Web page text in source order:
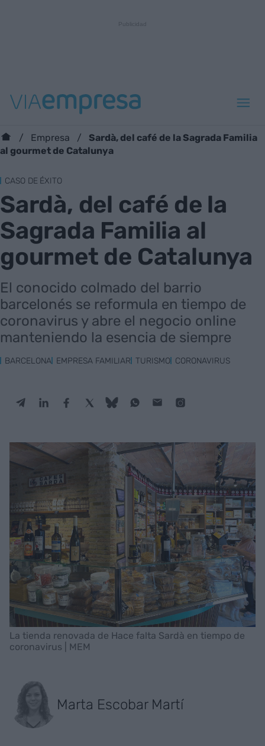
Empresa
Sardà, del café de la Sagrada Familia
al gourmet de Catalunya
CASO DE ÉXITO
Sardà, del café de la
Sagrada Familia al
gourmet de Catalunya
El conocido colmado del barrio
barcelonés se reformula en tiempo de
coronavirus y abre el negocio online
manteniendo la esencia de siempre
BARCELONA EMPRESA FAMILIAR TURISMO CORONAVIRUS
La tienda renovada de Hace falta Sardà en tiempo de
coronavirus | MEM
Marta Escobar Martí